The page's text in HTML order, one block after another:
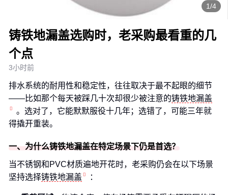
1/4
铸铁地漏盖选购时，老采购最看重的几
个点
3小时前
排水系统的耐用性和稳定性，往往取决于最不起眼的细节
——比如那个每天被踩几十次却很少被注意的铸铁地漏盖
。选对了，它能默默服役十几年；选错了，可能三年就
得撬开重装。
一、为什么铸铁地漏盖在特定场景下仍是首选？
当不锈钢和PVC材质遍地开花时，老采购仍会在以下场景
坚持选择铸铁地漏盖 ：